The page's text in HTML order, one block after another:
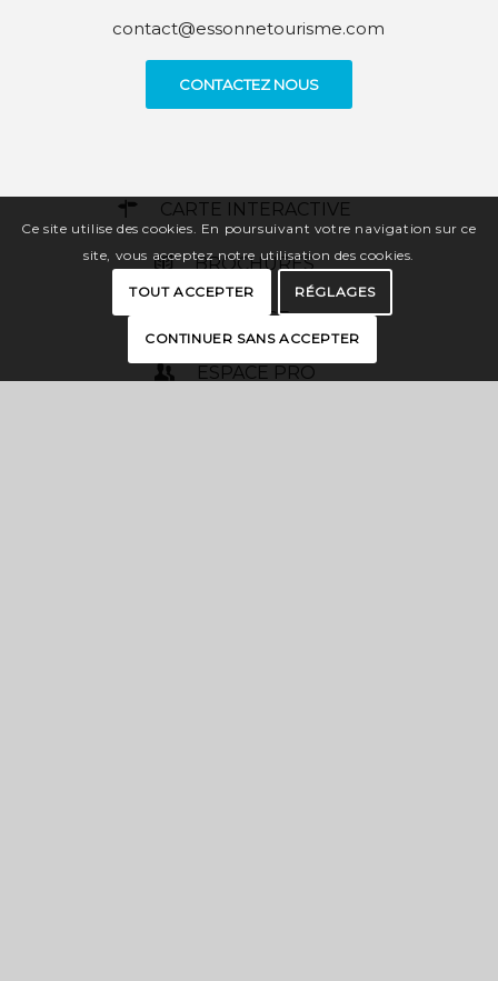
contact@essonnetourisme.com
CONTACTEZ NOUS
CARTE INTERACTIVE
BROCHURES
PRESSE
ESPACE PRO
Ce site utilise des cookies. En poursuivant votre navigation sur ce
site, vous acceptez notre utilisation des cookies.
TOUT ACCEPTER RÉGLAGES
CONTINUER SANS ACCEPTER